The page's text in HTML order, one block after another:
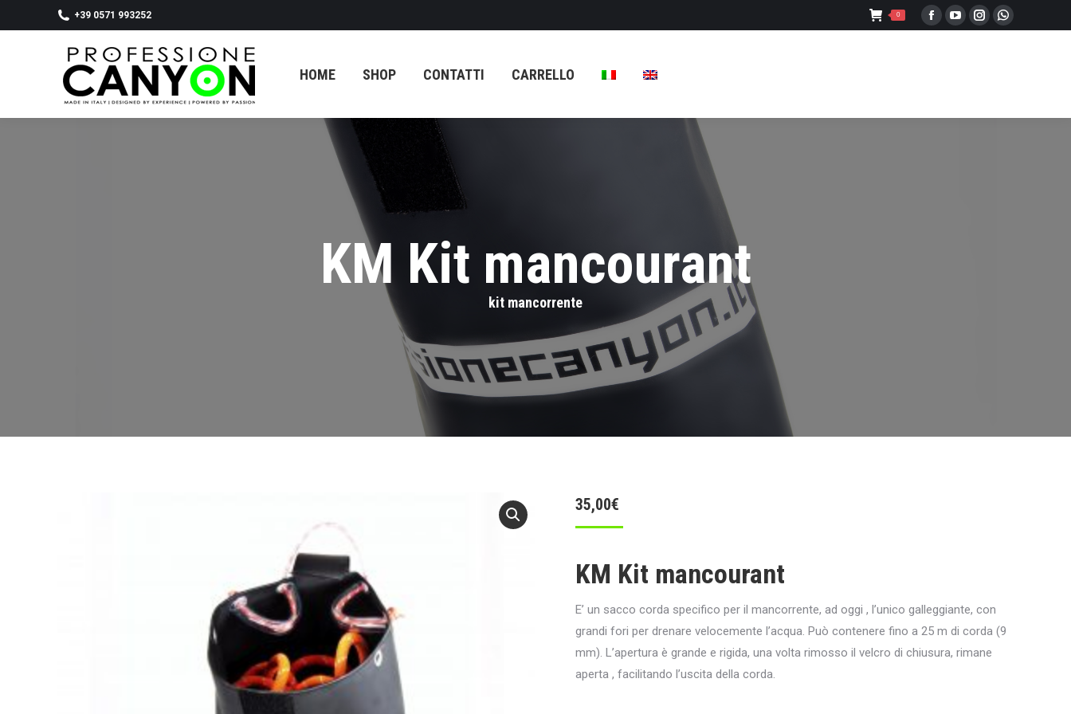
+39 0571 993252 0
Facebook
YouTubeInstagramWhatsapp
HOME SHOP CONTATTI CARRELLO
KM Kit mancourant
kit mancorrente
35,00€
KM Kit mancourant
E’ un sacco corda specifico per il mancorrente, ad oggi , l’unico galleggiante, con
grandi fori per drenare velocemente l’acqua. Può contenere fino a 25 m di corda (9
mm). L’apertura è grande e rigida, una volta rimosso il velcro di chiusura, rimane
aperta , facilitando l’uscita della corda.
HOME SHOP CONTATTI CARRELLO